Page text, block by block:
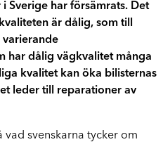
Sverige har försämrats. Det
är dålig, som till
varierande
har dålig vägkvalitet många
kvalitet kan öka bilisternas
leder till reparationer av
vad svenskarna tycker om